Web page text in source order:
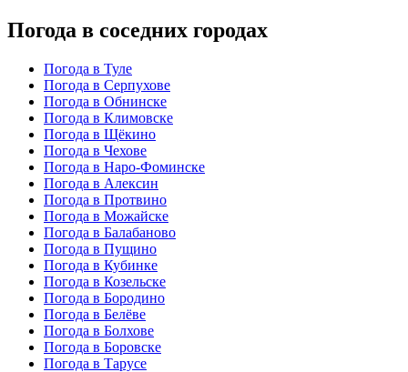
Погода в соседних городах
Погода в Туле
Погода в Серпухове
Погода в Обнинске
Погода в Климовске
Погода в Щёкино
Погода в Чехове
Погода в Наро-Фоминске
Погода в Алексин
Погода в Протвино
Погода в Можайске
Погода в Балабаново
Погода в Пущино
Погода в Кубинке
Погода в Козельске
Погода в Бородино
Погода в Белёве
Погода в Болхове
Погода в Боровске
Погода в Тарусе